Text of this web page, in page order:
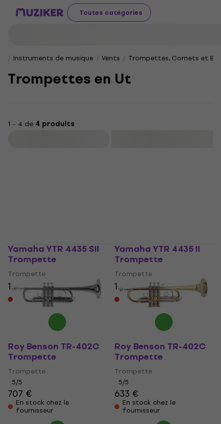
Toutes catégories
Instruments de musique Vents Trompettes, Cornets et
Trompettes en Ut
1 - 4 de 4 produits
Yamaha YTR 4435 SII
Trompette
Trompette
1.333 €
Sur commande
uniquement
Yamaha YTR 4435 II
Trompette
Trompette
1.190 €
Sur commande
uniquement
Roy Benson TR-402C
Trompette
Trompette
5/5
707 €
En stock chez le
fournisseur
Roy Benson TR-402C
Trompette
Trompette
5/5
633 €
En stock chez le
fournisseur